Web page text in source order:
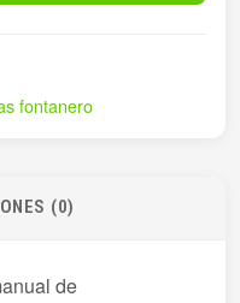
fontanero
(0)
de